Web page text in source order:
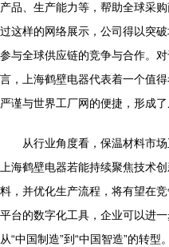
产品、生产能力等，帮助全球采
过这样的网络展示，公司得以突
参与全球供应链的竞争与合作。
言，上海鹤壁电器代表着一个值
严谨与世界工厂网的便捷，形成
从行业角度看，保温材料市
上海鹤壁电器若能持续聚焦技术
料，并优化生产流程，将有望在
平台的数字化工具，企业可以进
从“中国制造”到“中国智造”的转型。